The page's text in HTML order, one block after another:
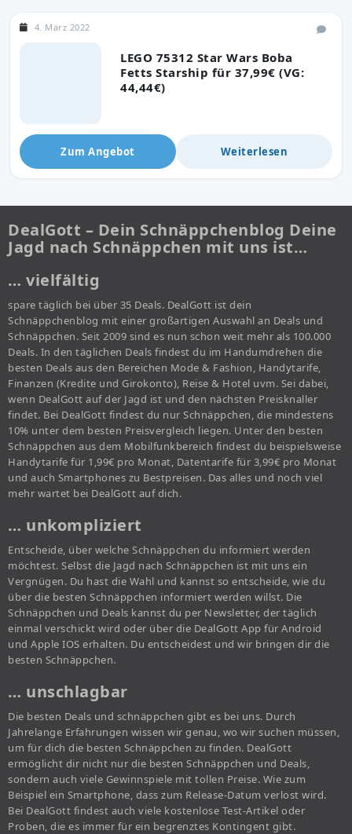
LEGO 75312 Star Wars Boba
Fetts Starship für 37,99€ (VG:
44,44€)
4. März 2022
Zum Angebot Weiterlesen
DealGott – Dein Schnäppchenblog Deine
Jagd nach Schnäppchen mit uns ist…
… vielfältig
spare täglich bei über 35 Deals. DealGott ist dein
Schnäppchenblog mit einer großartigen Auswahl an Deals und
Schnäppchen. Seit 2009 sind es nun schon weit mehr als 100.000
Deals. In den täglichen Deals findest du im Handumdrehen die
besten Deals aus den Bereichen Mode & Fashion, Handytarife,
Finanzen (Kredite und Girokonto), Reise & Hotel uvm. Sei dabei,
wenn DealGott auf der Jagd ist und den nächsten Preisknaller
findet. Bei DealGott findest du nur Schnäppchen, die mindestens
10% unter dem besten Preisvergleich liegen. Unter den besten
Schnäppchen aus dem Mobilfunkbereich findest du beispielsweise
Handytarife für 1,99€ pro Monat, Datentarife für 3,99€ pro Monat
und auch Smartphones zu Bestpreisen. Das alles und noch viel
mehr wartet bei DealGott auf dich.
… unkompliziert
Entscheide, über welche Schnäppchen du informiert werden
möchtest. Selbst die Jagd nach Schnäppchen ist mit uns ein
Vergnügen. Du hast die Wahl und kannst so entscheide, wie du
über die besten Schnäppchen informiert werden willst. Die
Schnäppchen und Deals kannst du per Newsletter, der täglich
einmal verschickt wird oder über die DealGott App für Android
und Apple IOS erhalten. Du entscheidest und wir bringen dir die
besten Schnäppchen.
… unschlagbar
Die besten Deals und schnäppchen gibt es bei uns. Durch
Jahrelange Erfahrungen wissen wir genau, wo wir suchen müssen,
um für dich die besten Schnäppchen zu finden. DealGott
ermöglicht dir nicht nur die besten Schnäppchen und Deals,
sondern auch viele Gewinnspiele mit tollen Preise. Wie zum
Beispiel ein Smartphone, dass zum Release-Datum verlost wird.
Bei DealGott findest auch viele kostenlose Test-Artikel oder
Proben, die es immer für ein begrenztes Kontingent gibt.